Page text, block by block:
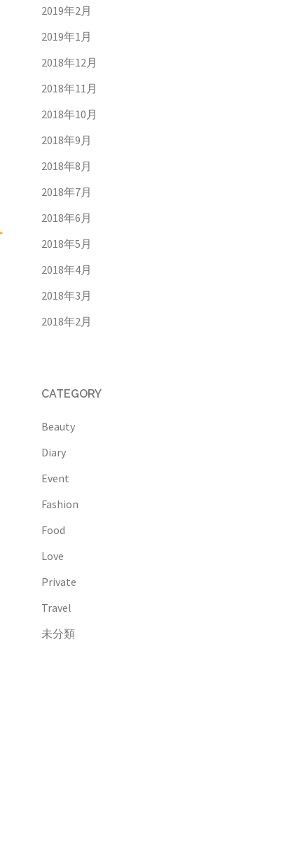
2019年2月
2019年1月
2018年12月
2018年11月
2018年10月
2018年9月
2018年8月
2018年7月
2018年6月
2018年5月
2018年4月
2018年3月
2018年2月
CATEGORY
Beauty
Diary
Event
Fashion
Food
Love
Private
Travel
未分類